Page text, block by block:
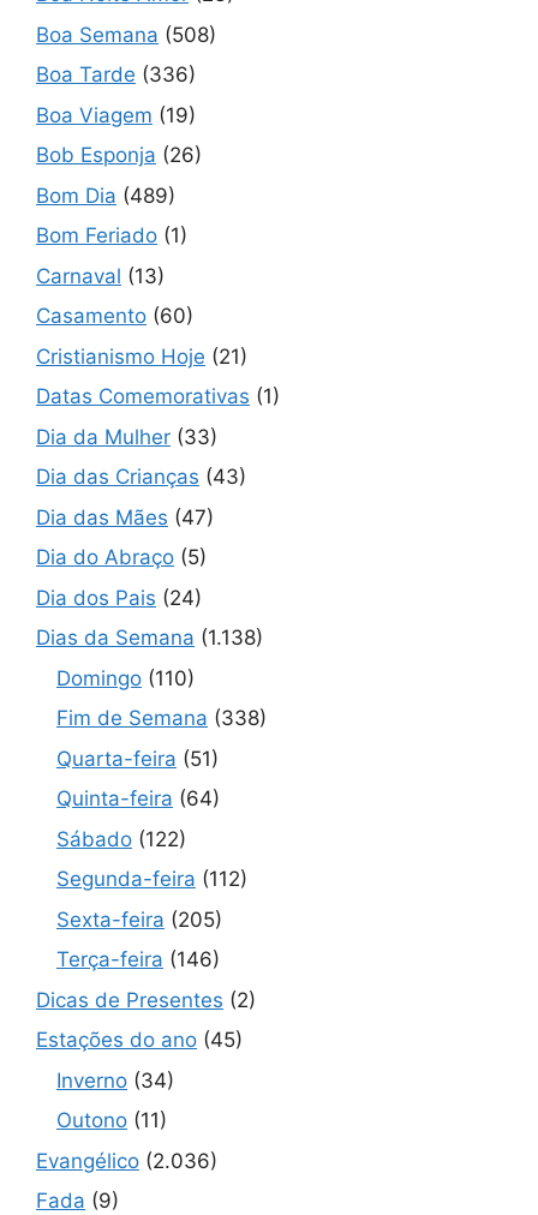
Boa Semana (508)
Boa Tarde (336)
Boa Viagem (19)
Bob Esponja (26)
Bom Dia (489)
Bom Feriado (1)
Carnaval (13)
Casamento (60)
Cristianismo Hoje (21)
Datas Comemorativas (1)
Dia da Mulher (33)
Dia das Crianças (43)
Dia das Mães (47)
Dia do Abraço (5)
Dia dos Pais (24)
Dias da Semana (1.138)
Domingo (110)
Fim de Semana (338)
Quarta-feira (51)
Quinta-feira (64)
Sábado (122)
Segunda-feira (112)
Sexta-feira (205)
Terça-feira (146)
Dicas de Presentes (2)
Estações do ano (45)
Inverno (34)
Outono (11)
Evangélico (2.036)
Fada (9)